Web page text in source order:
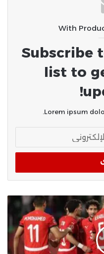
With
Subscribe
list to
Lorem ipsum